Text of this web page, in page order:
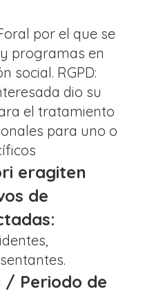
por el que se
programas en
social. RGPD:
dio su
el tratamiento
para uno o
eragiten
de
/ Periodo de